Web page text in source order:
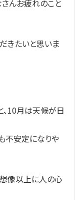
んお疲れのこと
きたいと思いま
10月は天候が日
不安定になりや
想像以上に人の心